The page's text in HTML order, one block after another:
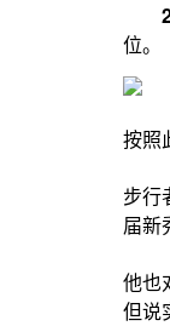
位。
按照
步行
届新
他也
但说